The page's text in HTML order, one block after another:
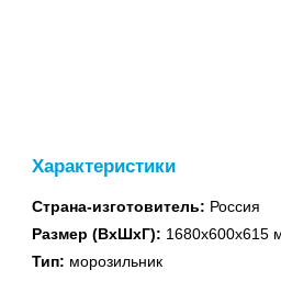
поверхности
Характеристики
Страна-изготовитель: Россия
Размер (ВхШхГ): 1680x600x615
Тип: морозильник